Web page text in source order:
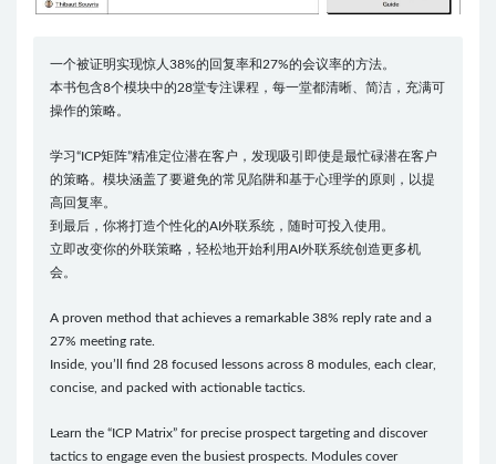
一个被证明实现惊人38%的回复率和27%的会议率的方法。
本书包含8个模块中的28堂专注课程，每一堂都清晰、简洁，充满可
操作的策略。
学习“ICP矩阵”精准定位潜在客户，发现吸引即使是最忙碌潜在客户
的策略。模块涵盖了要避免的常见陷阱和基于心理学的原则，以提
高回复率。
到最后，你将打造个性化的AI外联系统，随时可投入使用。
立即改变你的外联策略，轻松地开始利用AI外联系统创造更多机
会。
A proven method that achieves a remarkable 38% reply rate and a
27% meeting rate.
Inside, you’ll find 28 focused lessons across 8 modules, each clear,
concise, and packed with actionable tactics.
Learn the “ICP Matrix” for precise prospect targeting and discover
tactics to engage even the busiest prospects. Modules cover